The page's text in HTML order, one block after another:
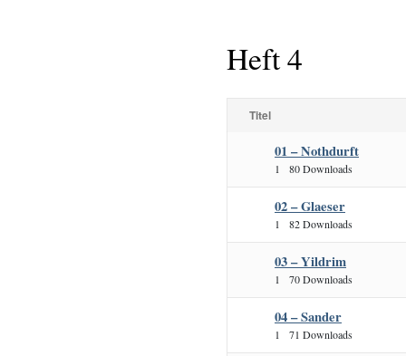
Heft 4
Titel
01 – Nothdurft
1 80 Downloads
02 – Glaeser
1 82 Downloads
03 – Yildrim
1 70 Downloads
04 – Sander
1 71 Downloads